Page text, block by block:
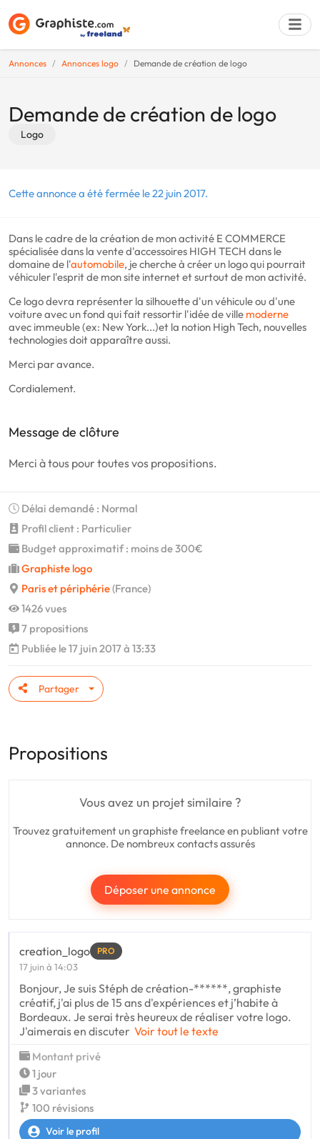
Annonces Annonces logo Demande de création de logo
Demande de création de logo
Logo
Cette annonce a été fermée le 22 juin 2017.
Dans le cadre de la création de mon activité E COMMERCE
spécialisée dans la vente d'accessoires HIGH TECH dans le
domaine de l'automobile, je cherche à créer un logo qui pourrait
véhiculer l'esprit de mon site internet et surtout de mon activité.
Ce logo devra représenter la silhouette d'un véhicule ou d'une
voiture avec un fond qui fait ressortir l'idée de ville moderne
avec immeuble (ex: New York...)et la notion High Tech, nouvelles
technologies doit apparaître aussi.
Merci par avance.
Cordialement.
Message de clôture
Merci à tous pour toutes vos propositions.
Délai demandé : Normal
Profil client : Particulier
Budget approximatif : moins de 300€
Graphiste logo
Paris et périphérie(France)
1426 vues
7 propositions
Publiée le 17 juin 2017 à 13:33
Partager
Propositions
Vous avez un projet similaire ?
Trouvez gratuitement un graphiste freelance en publiant votre
annonce. De nombreux contacts assurés
Déposer une annonce
creation_logo PRO
17 juin à 14:03
Bonjour, Je suis Stéph de création-******, graphiste
créatif, j'ai plus de 15 ans d'expériences et j’habite à
Bordeaux. Je serai très heureux de réaliser votre logo.
J'aimerais en discuter Voir tout le texte
Montant privé
1 jour
3 variantes
100 révisions
Voir le profil